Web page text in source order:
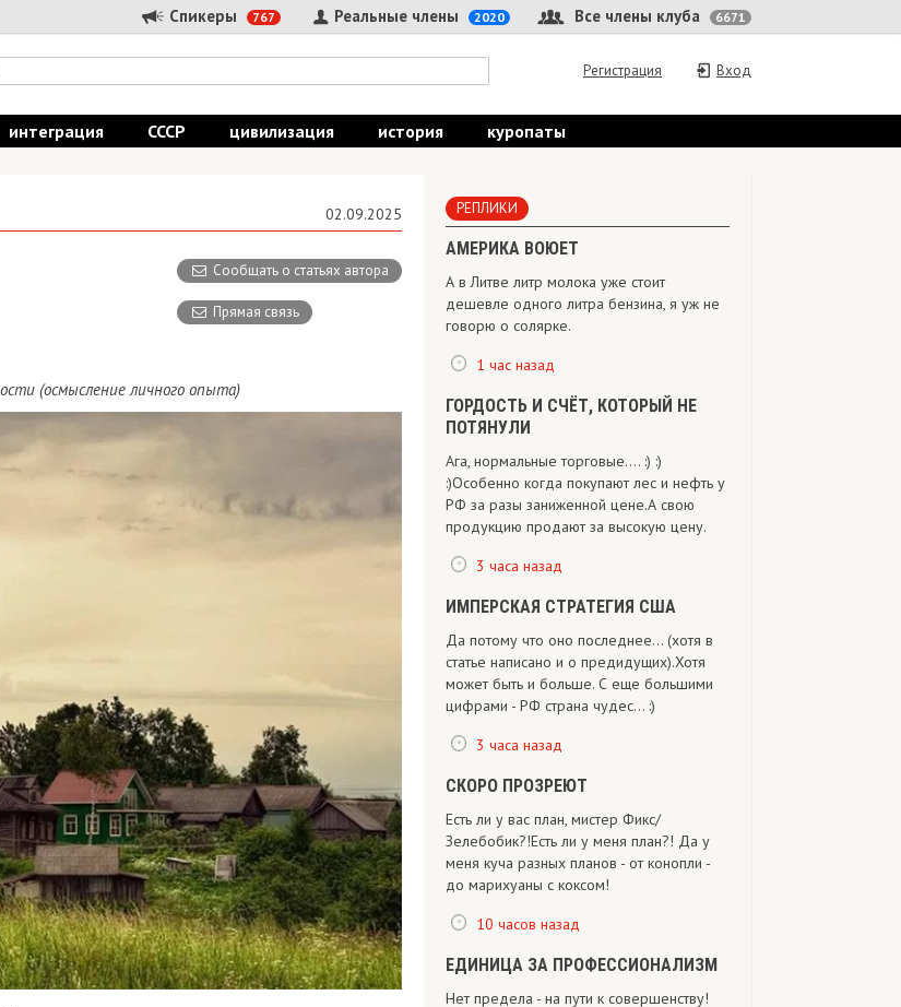
Спикеры 767 Все члены клуба 6671
Реальные члены 2020
Вход
Регистрация
интеграция СССР цивилизация история куропаты
02.09.2025
Сообщать о статьях автора
Прямая связь
(осмысление личного опыта)
РЕПЛИКИ
АМЕРИКА ВОЮЕТ
А в Литве литр молока уже стоит
дешевле одного литра бензина, я уж не
говорю о солярке.
1 час назад
ГОРДОСТЬ И СЧЁТ, КОТОРЫЙ НЕ
ПОТЯНУЛИ
Ага, нормальные торговые.... :) :)
:)Особенно когда покупают лес и нефть у
РФ за разы заниженной цене.А свою
продукцию продают за высокую цену.
3 часа назад
ИМПЕРСКАЯ СТРАТЕГИЯ США
Да потому что оно последнее... (хотя в
статье написано и о предидущих).Хотя
может быть и больше. С еще большими
цифрами - РФ страна чудес... :)
3 часа назад
СКОРО ПРОЗРЕЮТ
Есть ли у вас план, мистер Фикс/
Зелебобик?!Есть ли у меня план?! Да у
меня куча разных планов - от конопли -
до марихуаны с коксом!
10 часов назад
ЕДИНИЦА ЗА ПРОФЕССИОНАЛИЗМ
Нет предела - на пути к совершенству!